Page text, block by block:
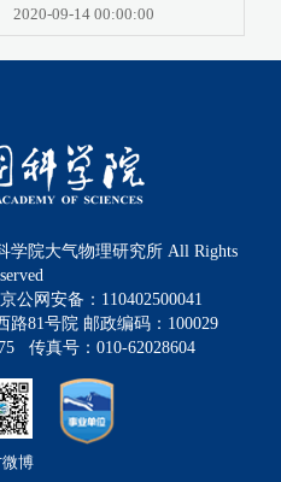
2020-09-14 00:00:00
学院大气物理研究所 All Rights
京公网安备：110402500041
81号院 邮政编码：100029
传真号：010-62028604
博